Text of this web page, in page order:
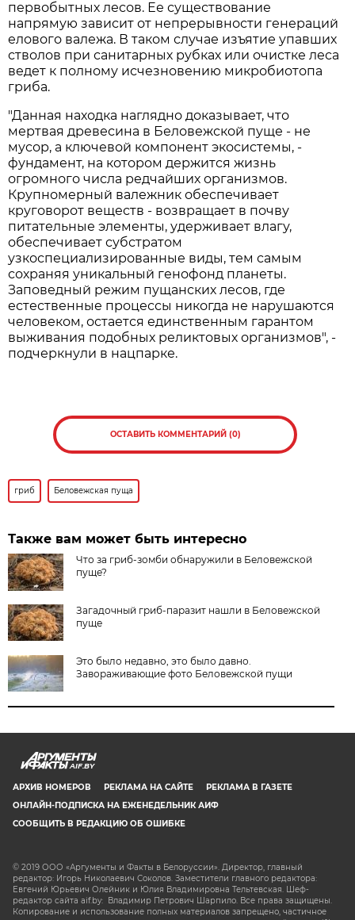
первобытных лесов. Ее существование
напрямую зависит от непрерывности генераций
елового валежа. В таком случае изъятие упавших
стволов при санитарных рубках или очистке леса
ведет к полному исчезновению микробиотопа
гриба.
"Данная находка наглядно доказывает, что
мертвая древесина в Беловежской пуще - не
мусор, а ключевой компонент экосистемы, -
фундамент, на котором держится жизнь
огромного числа редчайших организмов.
Крупномерный валежник обеспечивает
круговорот веществ - возвращает в почву
питательные элементы, удерживает влагу,
обеспечивает субстратом
узкоспециализированные виды, тем самым
сохраняя уникальный генофонд планеты.
Заповедный режим пущанских лесов, где
естественные процессы никогда не нарушаются
человеком, остается единственным гарантом
выживания подобных реликтовых организмов", -
подчеркнули в нацпарке.
ОСТАВИТЬ КОММЕНТАРИЙ (0)
гриб Беловежская пуща
Также вам может быть интересно
Что за гриб-зомби обнаружили в Беловежской
пуще?
Загадочный гриб-паразит нашли в Беловежской
пуще
Это было недавно, это было давно.
Завораживающие фото Беловежской пущи
AIF.BY
АРХИВ НОМЕРОВ РЕКЛАМА НА САЙТЕ
РЕКЛАМА В ГАЗЕТЕ
ОНЛАЙН-ПОДПИСКА НА ЕЖЕНЕДЕЛЬНИК АИФ
СООБЩИТЬ В РЕДАКЦИЮ ОБ ОШИБКЕ
© 2019 ООО «Аргументы и Факты в Белоруссии». Директор, главный
редактор: Игорь Николаевич Соколов. Заместители главного редактора:
Евгений Юрьевич Олейник и Юлия Владимировна Тельтевская. Шеф-
редактор сайта aif.by: Владимир Петрович Шарпило. Все права защищены.
Копирование и использование полных материалов запрещено, частичное